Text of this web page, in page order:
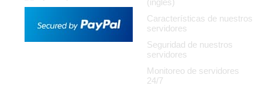
(ingles)
Características de nuestros
servidores
Seguridad de nuestros
servidores
Monitoreo de servidores
24/7